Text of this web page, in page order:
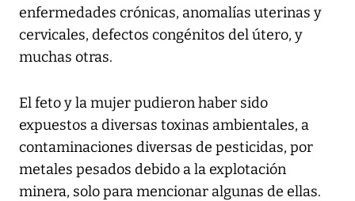
enfermedades crónicas, anomalías uterinas y
cervicales, defectos congénitos del útero, y
muchas otras.
El feto y la mujer pudieron haber sido
expuestos a diversas toxinas ambientales, a
contaminaciones diversas de pesticidas, por
metales pesados debido a la explotación
minera, solo para mencionar algunas de ellas.